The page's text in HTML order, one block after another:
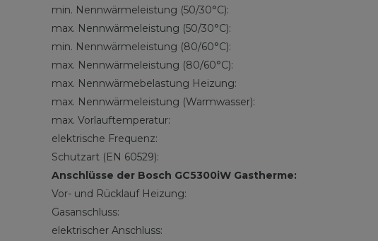
min. Nennwärmeleistung (50/30°C):
max. Nennwärmeleistung (50/30°C):
min. Nennwärmeleistung (80/60°C):
max. Nennwärmeleistung (80/60°C):
max. Nennwärmebelastung Heizung:
max. Nennwärmeleistung (Warmwasser):
max. Vorlauftemperatur:
elektrische Frequenz:
Schutzart (EN 60529):
Anschlüsse der Bosch GC5300iW Gastherme:
Vor- und Rücklauf Heizung:
Gasanschluss:
elektrischer Anschluss: